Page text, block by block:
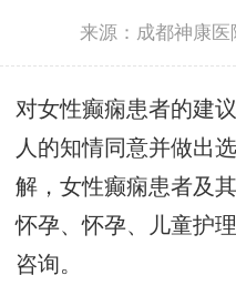
来源：成都神康医
对女性癫痫患者的建
人的知情同意并做出
解，女性癫痫患者及
怀孕、怀孕、儿童护
咨询。